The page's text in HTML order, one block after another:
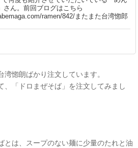
さん。前回ブログはこちら
ramen/842/またまた台湾惚郎
惚朗ばかり注文しています。
、「ドロまぜそば」を注文してみまし
とは、スープのない麺に少量のたれと油